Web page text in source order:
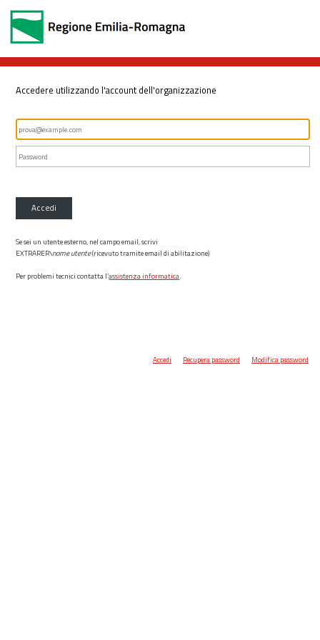
Accedere utilizzando l'account dell'organizzazione
Accedi
Se sei un utente esterno, nel campo email, scrivi
EXTRARER\nome utente(ricevuto tramite email di abilitazione)
Per problemi tecnici contatta l’assistenza informatica.
Accedi Recupera password Modifica password